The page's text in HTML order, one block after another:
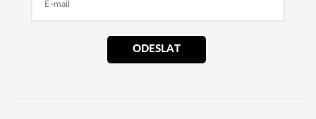
ODESLAT